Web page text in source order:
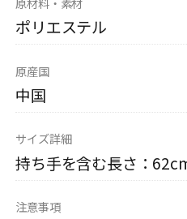
ポリエステル
原産国
中国
サイズ詳細
持ち手を含む長さ：
注意事項